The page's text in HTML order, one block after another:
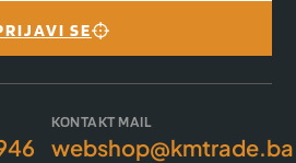
SE
KONTAKT MAIL
webshop@kmtrade.ba